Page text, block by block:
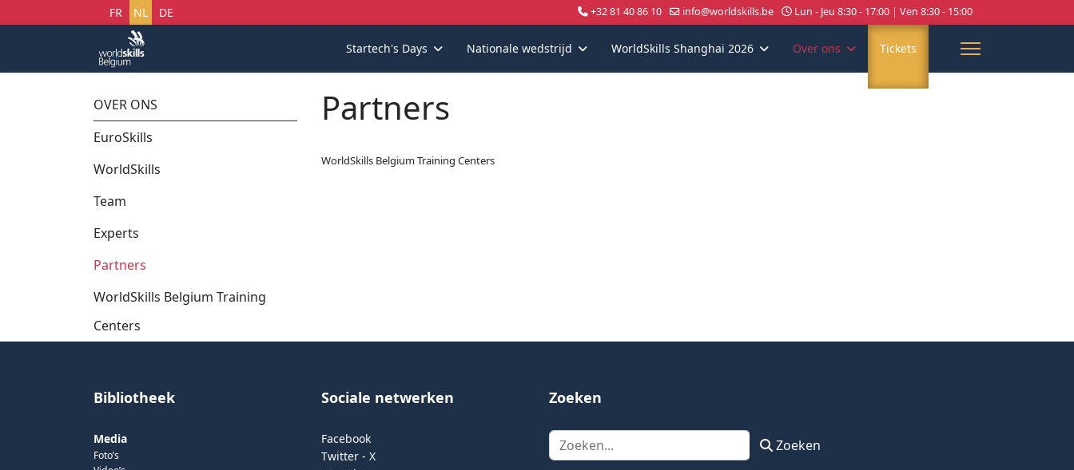
Selecteer uw taal
FR NL DE +32 81 40 86 10 info@worldskills.be Lun - Jeu 8:30 - 17:00 | Ven 8:30 - 15:00
Startech's Days Nationale wedstrijd WorldSkills Shanghai 2026 Over ons Tickets
OVER ONS
EuroSkills
WorldSkills
Team
Experts
Partners
WorldSkills Belgium Training
Centers
Partners
WorldSkills Belgium Training Centers
Bibliotheek
Media
Foto’s
Sociale netwerken
Facebook
Twitter - X
Zoeken
Zoeken Zoeken